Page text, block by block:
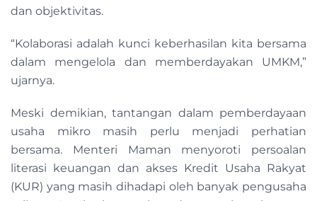
dan objektivitas.
“Kolaborasi adalah kunci keberhasilan kita bersama
dalam mengelola dan memberdayakan UMKM,”
ujarnya.
Meski demikian, tantangan dalam pemberdayaan
usaha mikro masih perlu menjadi perhatian
bersama. Menteri Maman menyoroti persoalan
literasi keuangan dan akses Kredit Usaha Rakyat
(KUR) yang masih dihadapi oleh banyak pengusaha